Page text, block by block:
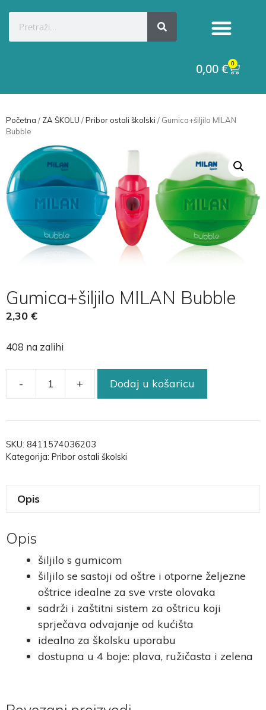
0,00€ 0
Početna / ZA ŠKOLU /Pribor ostali školski / Gumica+šiljilo MILAN
Bubble
Gumica+šiljilo MILAN Bubble
2,30 €
408 na zalihi
- + Dodaj u košaricu
SKU: 8411574036203
Kategorija: Pribor ostali školski
Opis
Opis
šiljilo s gumicom
šiljilo se sastoji od oštre i otporne željezne
oštrice idealne za sve vrste olovaka
sadrži i zaštitni sistem za oštricu koji
sprječava odvajanje od kućišta
idealno za školsku uporabu
dostupna u 4 boje: plava, ružičasta i zelena